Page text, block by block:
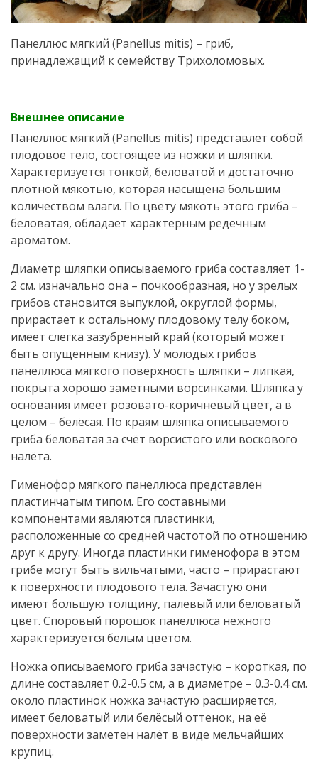
Панеллюс мягкий (Panellus mitis) – гриб,
принадлежащий к семейству Трихоломовых.
Внешнее описание
Панеллюс мягкий (Panellus mitis) представлет собой
плодовое тело, состоящее из ножки и шляпки.
Характеризуется тонкой, беловатой и достаточно
плотной мякотью, которая насыщена большим
количеством влаги. По цвету мякоть этого гриба –
беловатая, обладает характерным редечным
ароматом.
Диаметр шляпки описываемого гриба составляет 1-
2 см. изначально она – почкообразная, но у зрелых
грибов становится выпуклой, округлой формы,
прирастает к остальному плодовому телу боком,
имеет слегка зазубренный край (который может
быть опущенным книзу). У молодых грибов
панеллюса мягкого поверхность шляпки – липкая,
покрыта хорошо заметными ворсинками. Шляпка у
основания имеет розовато-коричневый цвет, а в
целом – белёсая. По краям шляпка описываемого
гриба беловатая за счёт ворсистого или воскового
налёта.
Гименофор мягкого панеллюса представлен
пластинчатым типом. Его составными
компонентами являются пластинки,
расположенные со средней частотой по отношению
друг к другу. Иногда пластинки гименофора в этом
грибе могут быть вильчатыми, часто – прирастают
к поверхности плодового тела. Зачастую они
имеют большую толщину, палевый или беловатый
цвет. Споровый порошок панеллюса нежного
характеризуется белым цветом.
Ножка описываемого гриба зачастую – короткая, по
длине составляет 0.2-0.5 см, а в диаметре – 0.3-0.4 см.
около пластинок ножка зачастую расширяется,
имеет беловатый или белёсый оттенок, на её
поверхности заметен налёт в виде мельчайших
крупиц.